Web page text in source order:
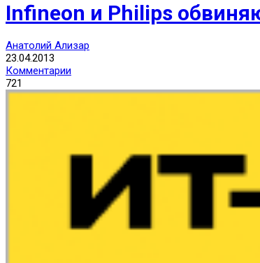
Infineon и Philips
Анатолий Ализар
23.04.2013
Комментарии
721